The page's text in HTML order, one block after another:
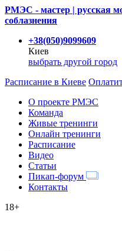
РМЭС - мастер | русская
соблазнения
+38(050)9099609
Киев
выбрать другой город
Расписание в Киеве
О проекте РМЭС
Команда
Живые тренинги
Онлайн тренинги
Расписание
Видео
Статьи
Пикап-форум
Контакты
18+